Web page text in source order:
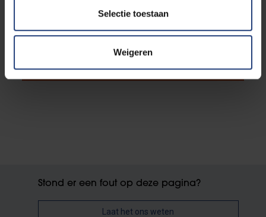
Selectie toestaan
Weigeren
Ontdek meer verhalen van
verzetshelden
Stond er een fout op deze pagina?
Laat het ons weten